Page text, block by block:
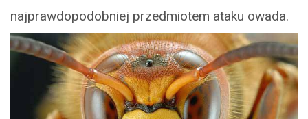
najprawdopodobniej przedmiotem ataku owada.